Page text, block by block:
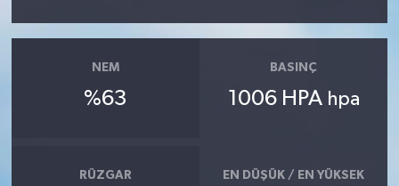
NEM
%63
BASINÇ
1006 HPA hpa
RÜZGAR EN DÜŞÜK / EN YÜKSEK